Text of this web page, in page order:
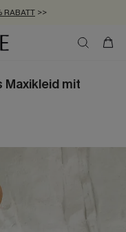
RABATT >>
ERHALTEN
89 €
Maxikleid mit